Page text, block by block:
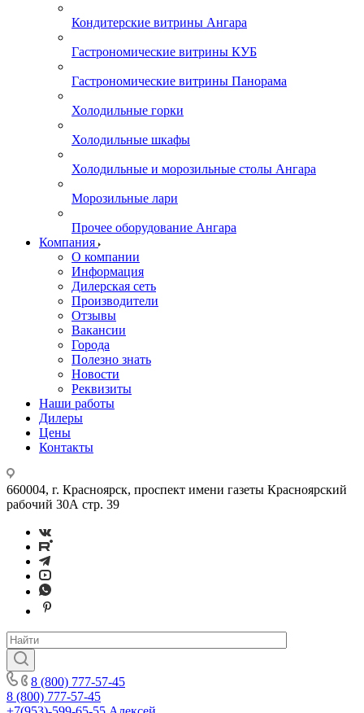
Кондитерские витрины Ангара
Гастрономические витрины КУБ
Гастрономические витрины Панорама
Холодильные горки
Холодильные шкафы
Холодильные и морозильные столы Ангара
Морозильные лари
Прочее оборудование Ангара
Компания
О компании
Информация
Дилерская сеть
Производители
Отзывы
Вакансии
Города
Полезно знать
Новости
Реквизиты
Наши работы
Дилеры
Цены
Контакты
660004, г. Красноярск, проспект имени газеты Красноярский
рабочий 30А стр. 39
8 (800) 777-57-45
8 (800) 777-57-45